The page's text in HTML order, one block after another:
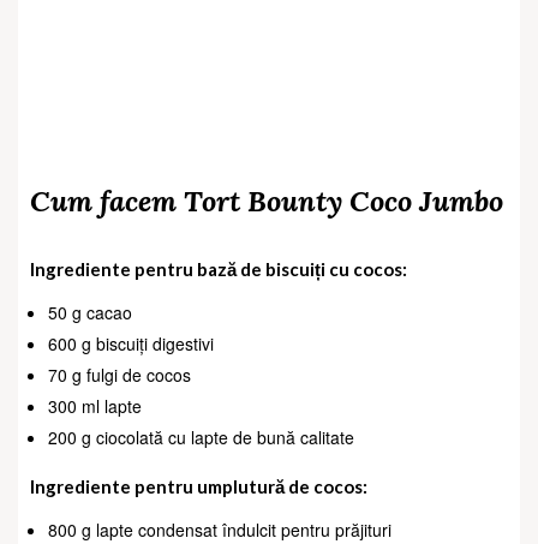
Cum facem Tort Bounty Coco Jumbo
Ingrediente pentru bază de biscuiți cu cocos:
50 g cacao
600 g biscuiți digestivi
70 g fulgi de cocos
300 ml lapte
200 g ciocolată cu lapte de bună calitate
Ingrediente pentru umplutură de cocos:
800 g lapte condensat îndulcit pentru prăjituri